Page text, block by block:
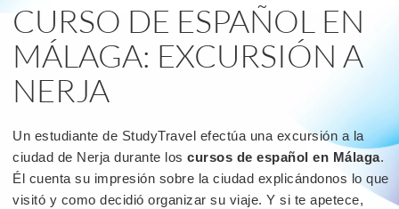
CURSO DE ESPAÑOL EN
MÁLAGA: EXCURSIÓN A
NERJA
Un estudiante de StudyTravel efectúa una excursión a la
ciudad de Nerja durante los cursos de español en Málaga.
Él cuenta su impresión sobre la ciudad explicándonos lo que
visitó y como decidió organizar su viaje. Y si te apetece,